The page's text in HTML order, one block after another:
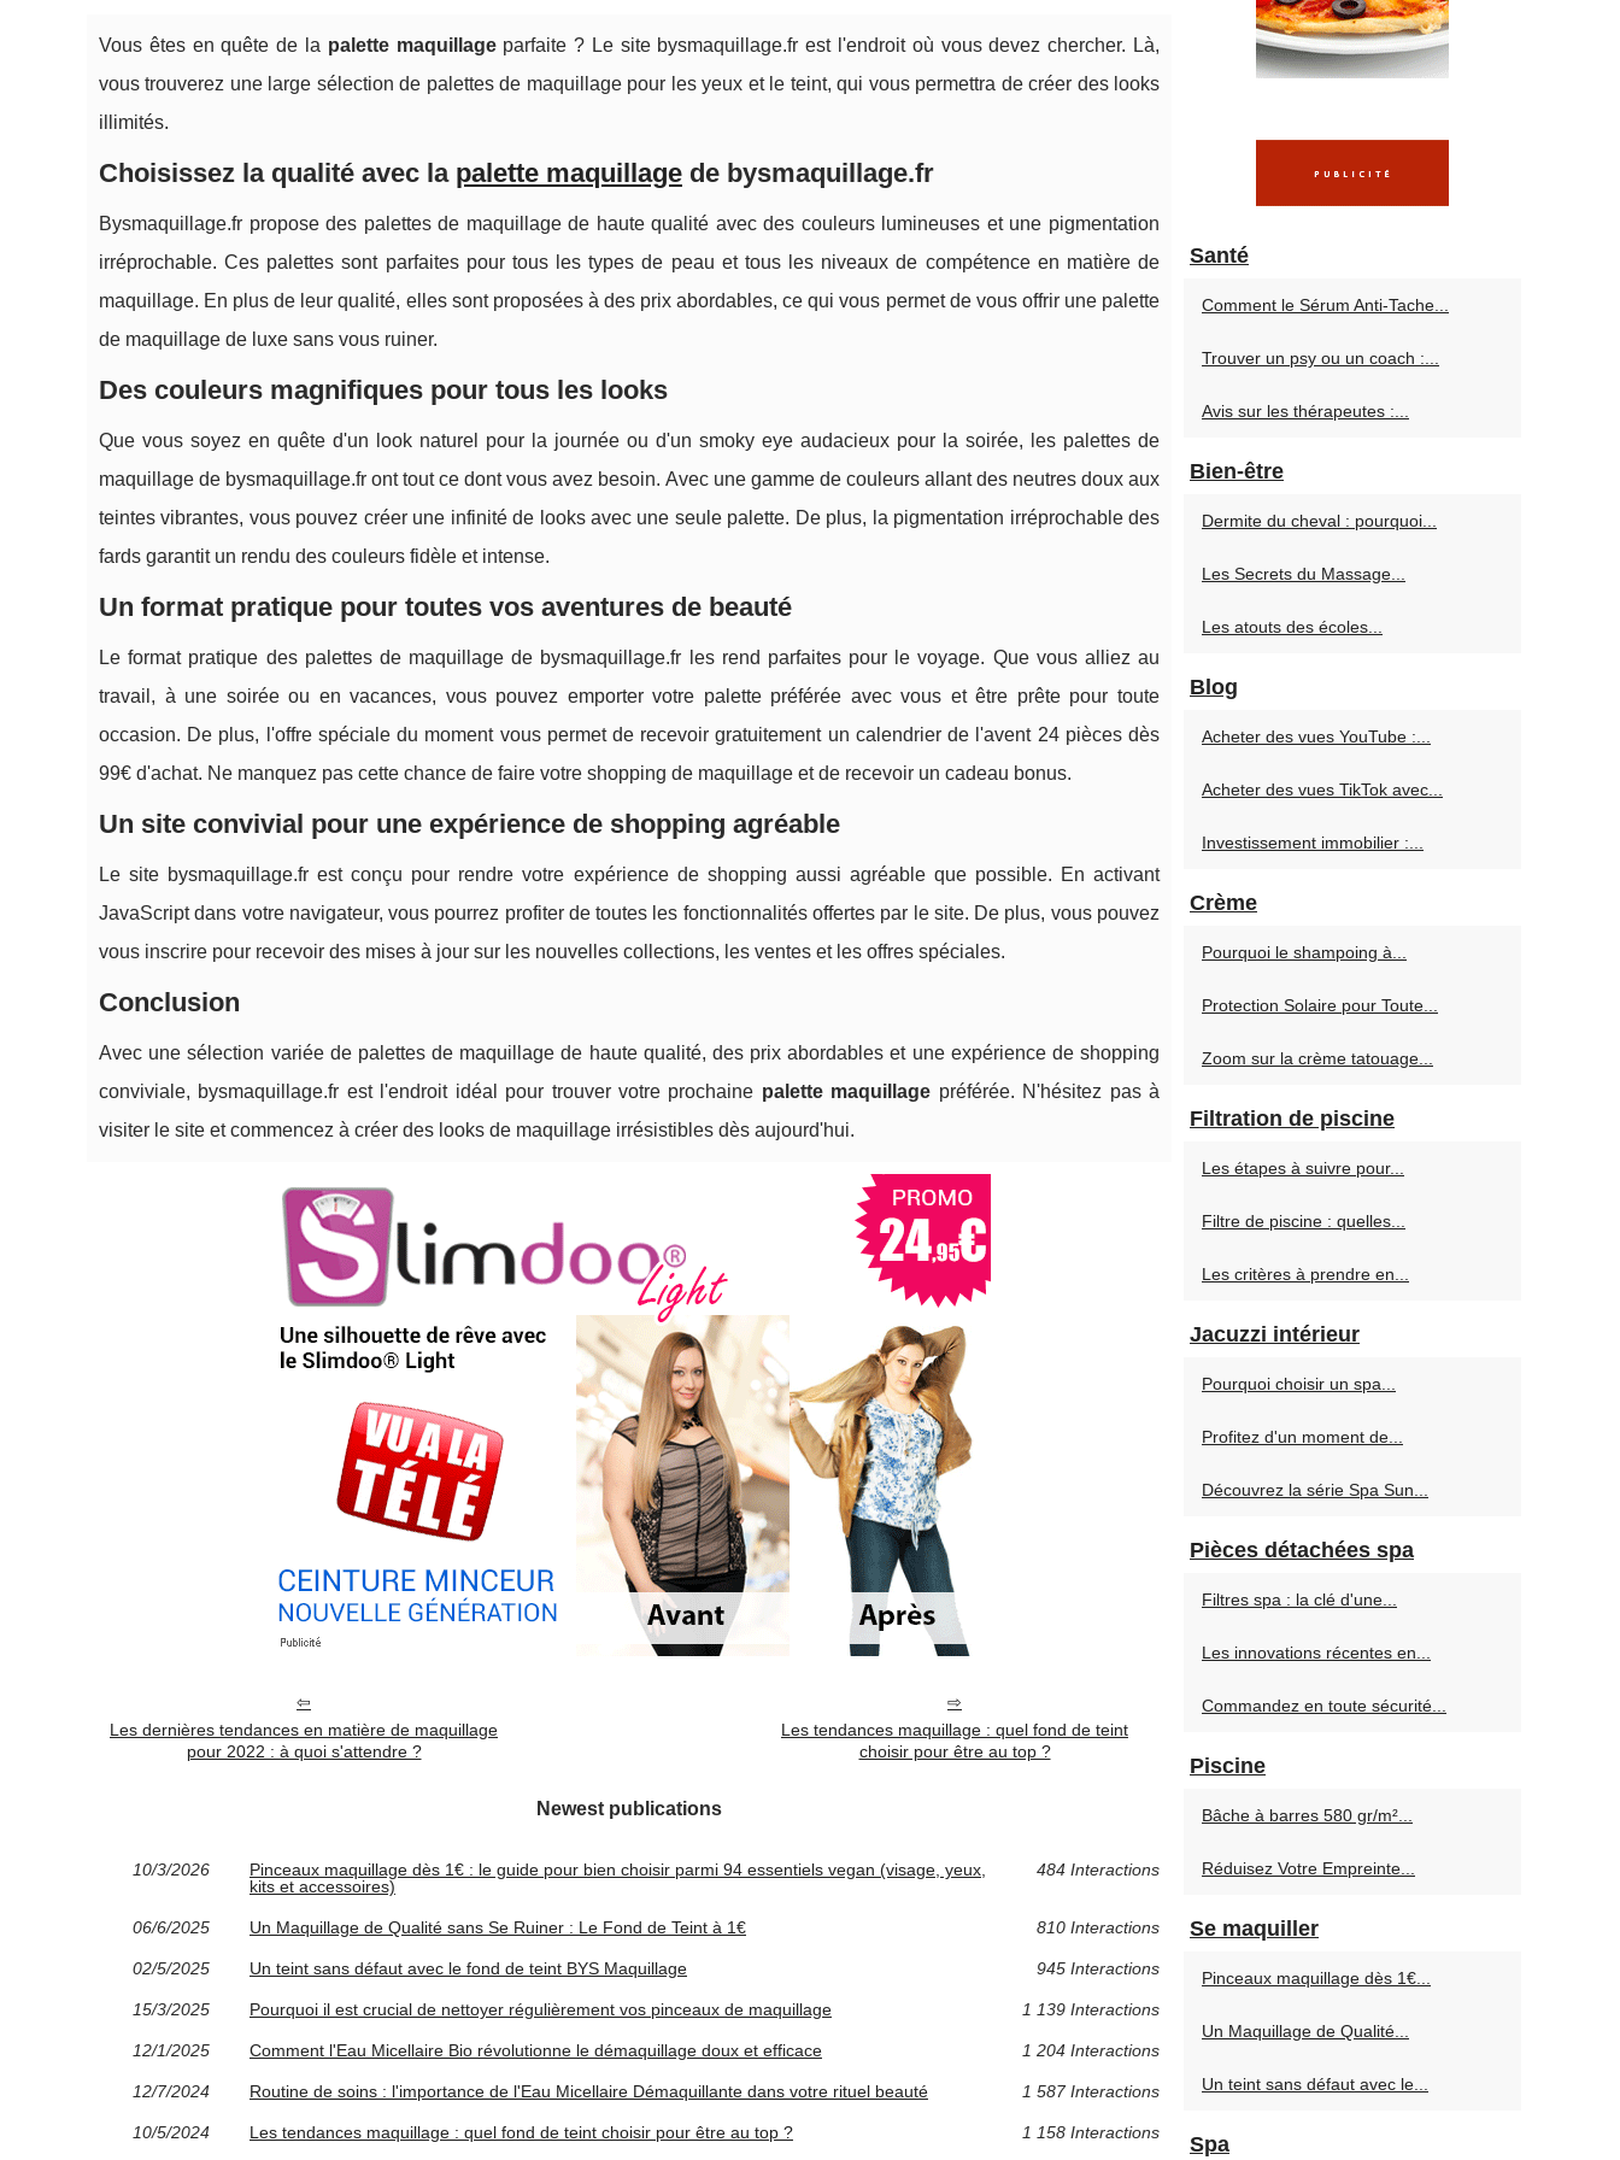
Vous êtes en quête de la palette maquillageparfaite ? Le site bysmaquillage.fr est l'endroit où vous devez chercher. Là,
vous trouverez une large sélection de palettes de maquillage pour les yeux et le teint, qui vous permettra de créer des looks
illimités.
Choisissez la qualité avec la palette maquillage de bysmaquillage.fr
Bysmaquillage.fr propose des palettes de maquillage de haute qualité avec des couleurs lumineuses et une pigmentation
irréprochable. Ces palettes sont parfaites pour tous les types de peau et tous les niveaux de compétence en matière de
maquillage. En plus de leur qualité, elles sont proposées à des prix abordables, ce qui vous permet de vous offrir une palette
de maquillage de luxe sans vous ruiner.
Des couleurs magnifiques pour tous les looks
Que vous soyez en quête d'un look naturel pour la journée ou d'un smoky eye audacieux pour la soirée, les palettes de
maquillage de bysmaquillage.fr ont tout ce dont vous avez besoin. Avec une gamme de couleurs allant des neutres doux aux
teintes vibrantes, vous pouvez créer une infinité de looks avec une seule palette. De plus, la pigmentation irréprochable des
fards garantit un rendu des couleurs fidèle et intense.
Un format pratique pour toutes vos aventures de beauté
Le format pratique des palettes de maquillage de bysmaquillage.fr les rend parfaites pour le voyage. Que vous alliez au
travail, à une soirée ou en vacances, vous pouvez emporter votre palette préférée avec vous et être prête pour toute
occasion. De plus, l'offre spéciale du moment vous permet de recevoir gratuitement un calendrier de l'avent 24 pièces dès
99€ d'achat. Ne manquez pas cette chance de faire votre shopping de maquillage et de recevoir un cadeau bonus.
Un site convivial pour une expérience de shopping agréable
Le site bysmaquillage.fr est conçu pour rendre votre expérience de shopping aussi agréable que possible. En activant
JavaScript dans votre navigateur, vous pourrez profiter de toutes les fonctionnalités offertes par le site. De plus, vous pouvez
vous inscrire pour recevoir des mises à jour sur les nouvelles collections, les ventes et les offres spéciales.
Conclusion
Avec une sélection variée de palettes de maquillage de haute qualité, des prix abordables et une expérience de shopping
conviviale, bysmaquillage.fr est l'endroit idéal pour trouver votre prochaine palette maquillage préférée. N'hésitez pas à
visiter le site et commencez à créer des looks de maquillage irrésistibles dès aujourd'hui.
Les dernières tendances en matière de maquillage
pour 2022 : à quoi s'attendre ?
Les tendances maquillage : quel fond de teint
choisir pour être au top ?
Newest publications
10/3/2026
Pinceaux maquillage dès 1€ : le guide pour bien choisir parmi 94 essentiels vegan (visage, yeux,
kits et accessoires)
484 Interactions
06/6/2025 Un Maquillage de Qualité sans Se Ruiner : Le Fond de Teint à 1€ 810 Interactions
02/5/2025 Un teint sans défaut avec le fond de teint BYS Maquillage 945 Interactions
15/3/2025 Pourquoi il est crucial de nettoyer régulièrement vos pinceaux de maquillage 1 139 Interactions
12/1/2025 Comment l'Eau Micellaire Bio révolutionne le démaquillage doux et efficace 1 204 Interactions
12/7/2024 Routine de soins : l'importance de l'Eau Micellaire Démaquillante dans votre rituel beauté 1 587 Interactions
10/5/2024 Les tendances maquillage : quel fond de teint choisir pour être au top ? 1 158 Interactions
Santé
Comment le Sérum Anti-Tache...
Trouver un psy ou un coach :...
Avis sur les thérapeutes :...
Bien-être
Dermite du cheval : pourquoi...
Les Secrets du Massage...
Les atouts des écoles...
Blog
Acheter des vues YouTube :...
Acheter des vues TikTok avec...
Investissement immobilier :...
Crème
Pourquoi le shampoing à...
Protection Solaire pour Toute...
Zoom sur la crème tatouage...
Filtration de piscine
Les étapes à suivre pour...
Filtre de piscine : quelles...
Les critères à prendre en...
Jacuzzi intérieur
Pourquoi choisir un spa...
Profitez d'un moment de...
Découvrez la série Spa Sun...
Pièces détachées spa
Filtres spa : la clé d'une...
Les innovations récentes en...
Commandez en toute sécurité...
Piscine
Bâche à barres 580 gr/m²...
Réduisez Votre Empreinte...
Se maquiller
Pinceaux maquillage dès 1€...
Un Maquillage de Qualité...
Un teint sans défaut avec le...
Spa